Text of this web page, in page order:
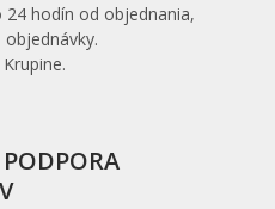
hodín od objednania,